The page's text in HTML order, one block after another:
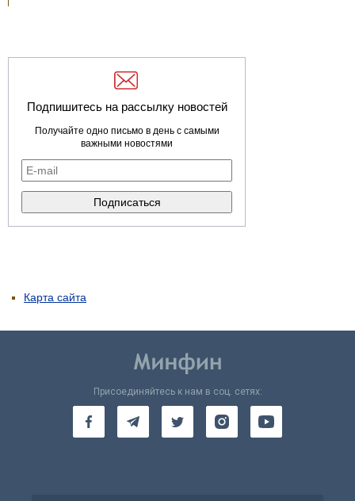
Подпишитесь на рассылку новостей
Получайте одно письмо в день с самыми
важными новостями
Карта сайта
Присоединяйтесь к нам в соц. сетях: